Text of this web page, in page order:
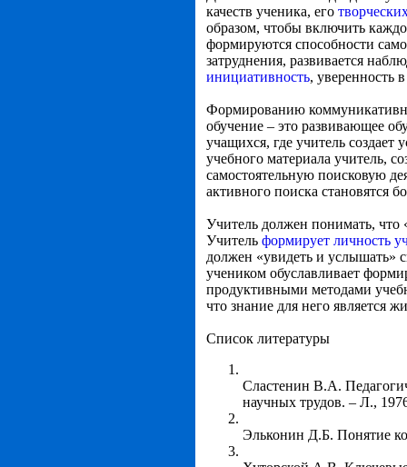
качеств ученика, его
образом, чтобы включить
формируются способности
затруднения, развивается
инициативность, уверенность
Формированию
обучение – это развивающее
учащихся, где учитель
учебного материала учитель,
самостоятельную поисковую
активного поиска становятся
Учитель должен понимать, что
Учитель формирует личность
должен «увидеть и услышать»
учеником обуславливает
продуктивными методами
что знание для него является
Список литературы
Сластенин В.А.
научных трудов. – Л.,
Эльконин Д.Б. Понятие